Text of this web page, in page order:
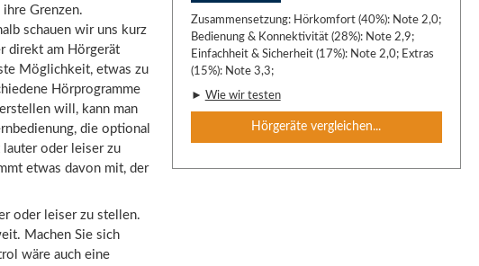
Grenzen.
schauen wir uns kurz
direkt am Hörgerät
Möglichkeit, etwas zu
Hörprogramme
will, kann man
die optional
lauter oder leiser zu
etwas davon mit, der
oder leiser zu stellen.
Machen Sie sich
wäre auch eine
Zusammensetzung: Hörkomfort (40%): Note 2,0;
Bedienung & Konnektivität (28%): Note 2,9;
Einfachheit & Sicherheit (17%): Note 2,0; Extras
(15%): Note 3,3;
► Wie wir testen
Hörgeräte vergleichen...